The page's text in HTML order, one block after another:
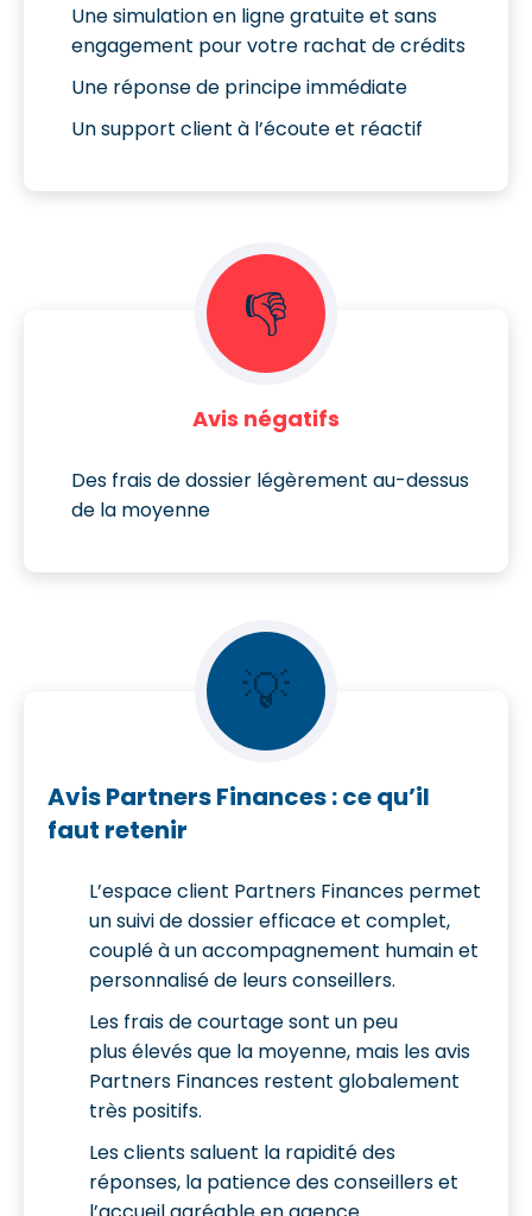
Une simulation en ligne gratuite et sans
engagement pour votre rachat de crédits
Une réponse de principe immédiate
Un support client à l’écoute et réactif
👎
Avis négatifs
Des frais de dossier légèrement au-dessus
de la moyenne
💡
Avis Partners Finances : ce qu’il
faut retenir
L’espace client Partners Finances permet
un suivi de dossier efficace et complet,
couplé à un accompagnement humain et
personnalisé de leurs conseillers.
Les frais de courtage sont un peu
plus élevés que la moyenne, mais les avis
Partners Finances restent globalement
très positifs.
Les clients saluent la rapidité des
réponses, la patience des conseillers et